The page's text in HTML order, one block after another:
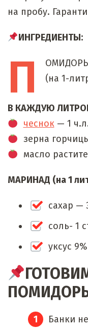
на пробу.
ИНГРЕДИЕНТЫ:
П
(на 1-
В КАЖДУЮ
чеснок— 1
зерна
масло
МАРИНАД (на 1
сахар —
соль- 1
уксус
Банки